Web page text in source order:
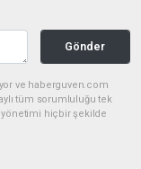
Gönder
ve haberguven.com
tüm sorumluluğu tek
yönetimi hiçbir şekilde